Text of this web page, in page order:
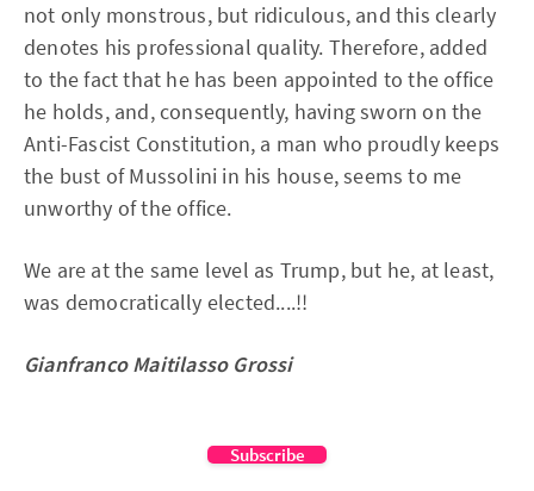
not only monstrous, but ridiculous, and this clearly
denotes his professional quality. Therefore, added
to the fact that he has been appointed to the office
he holds, and, consequently, having sworn on the
Anti-Fascist Constitution, a man who proudly keeps
the bust of Mussolini in his house, seems to me
unworthy of the office.
We are at the same level as Trump, but he, at least,
was democratically elected....!!
Gianfranco Maitilasso Grossi
Subscribe